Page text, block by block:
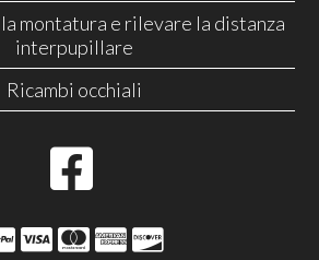
montatura e rilevare la distanza
interpupillare
Ricambi occhiali